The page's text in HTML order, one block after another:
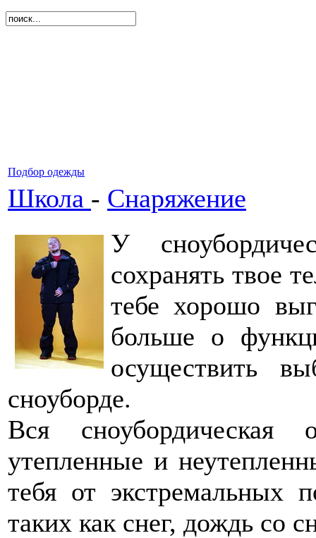
Подбор одежды
Школа - Снаряжение
У
сохранять твое
тебе хорошо
больше о
осуществить
сноуборде.
Вся
утепленные и
тебя от экстремальных
таких как снег, дождь со